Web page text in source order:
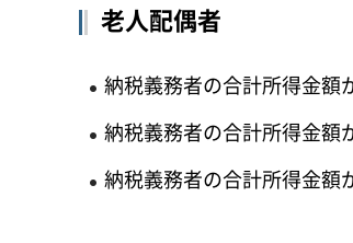
老人配偶者
納税義務者の合計所得金額
納税義務者の合計所得金額
納税義務者の合計所得金額